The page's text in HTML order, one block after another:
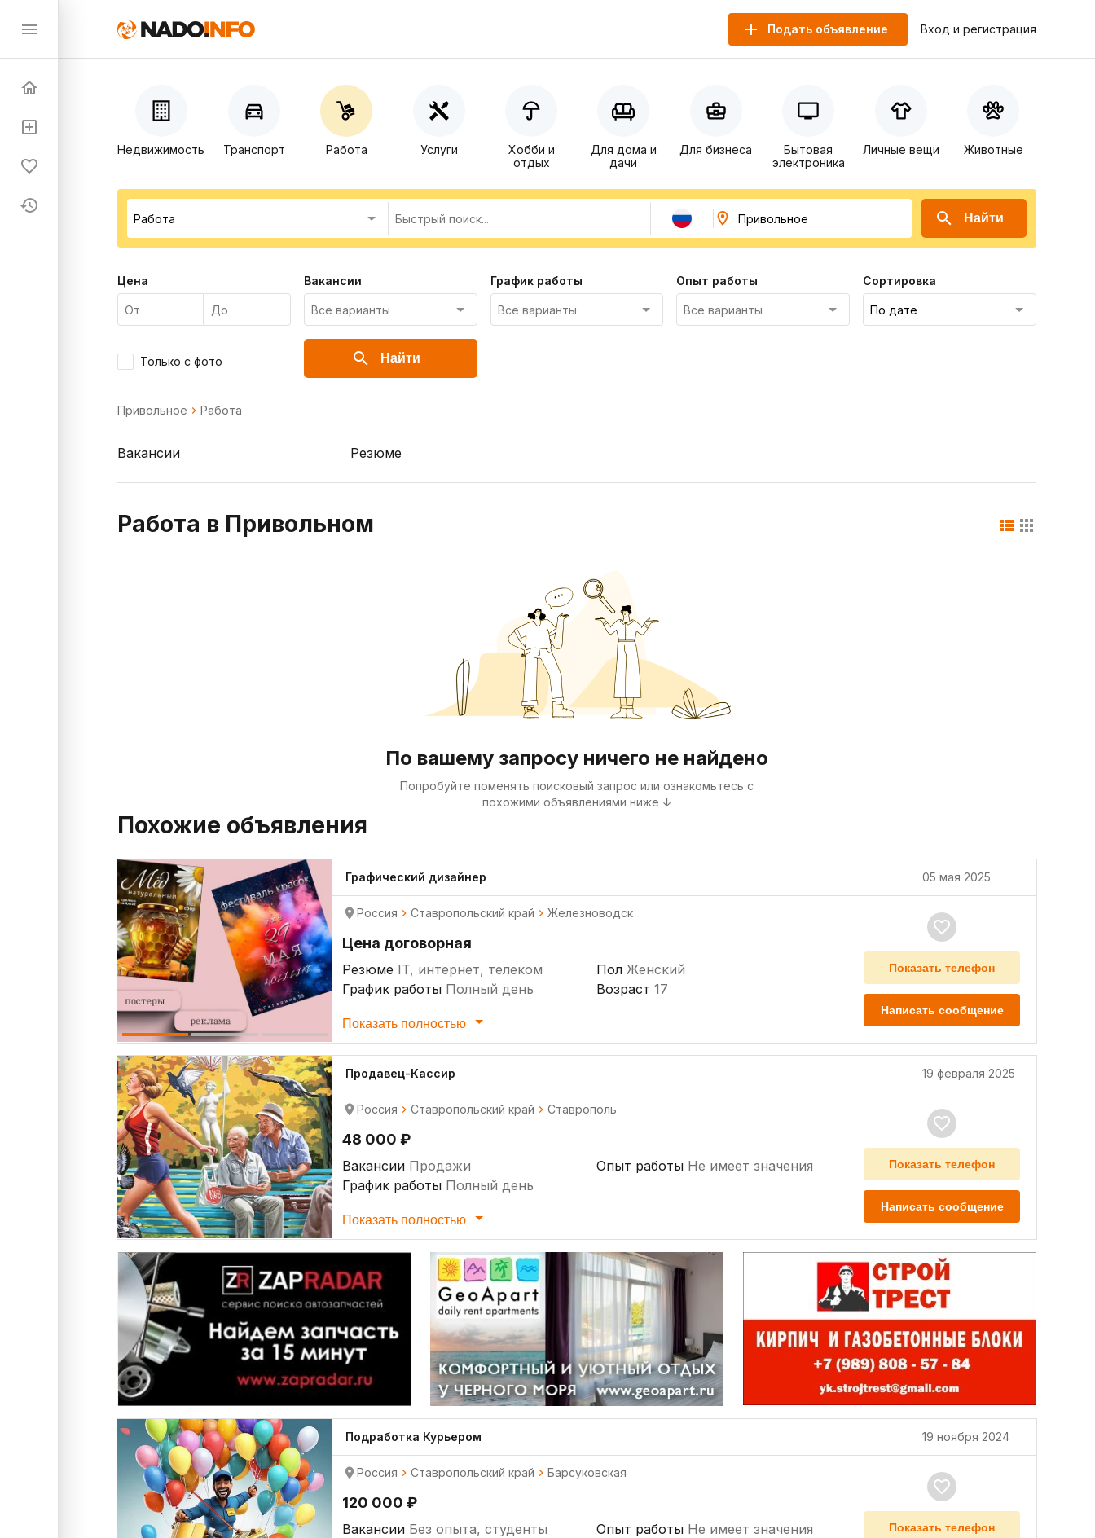
Подать объявление Вход и регистрация
Недвижимость Транспорт Работа Услуги
Хобби и
отдых
Для дома и
дачи
Для бизнеса
Бытовая
электроника
Личные вещи Животные
Найти
Цена Вакансии График работы Опыт работы Сортировка
Только с фото Найти
Привольное Работа
Вакансии Резюме
Работа в Привольном
По вашему запросу ничего не найдено
Попробуйте поменять поисковый запрос или ознакомьтесь с
похожими объявлениями ниже ↓
Похожие объявления
Графический дизайнер 05 мая 2025
Россия Ставропольский край Железноводск
Цена договорная
Резюме IT, интернет, телеком
График работы Полный день
Пол Женский
Возраст 17
Показать полностью
Показать телефон
Написать сообщение
Продавец-Кассир 19 февраля 2025
Россия Ставропольский край Ставрополь
48 000 ₽
Вакансии Продажи
График работы Полный день
Опыт работы Не имеет значения
Показать полностью
Показать телефон
Написать сообщение
Подработка Курьером 19 ноября 2024
Россия Ставропольский край Барсуковская
120 000 ₽
Вакансии Без опыта, студенты
Опыт работы Не имеет значения Показать телефон